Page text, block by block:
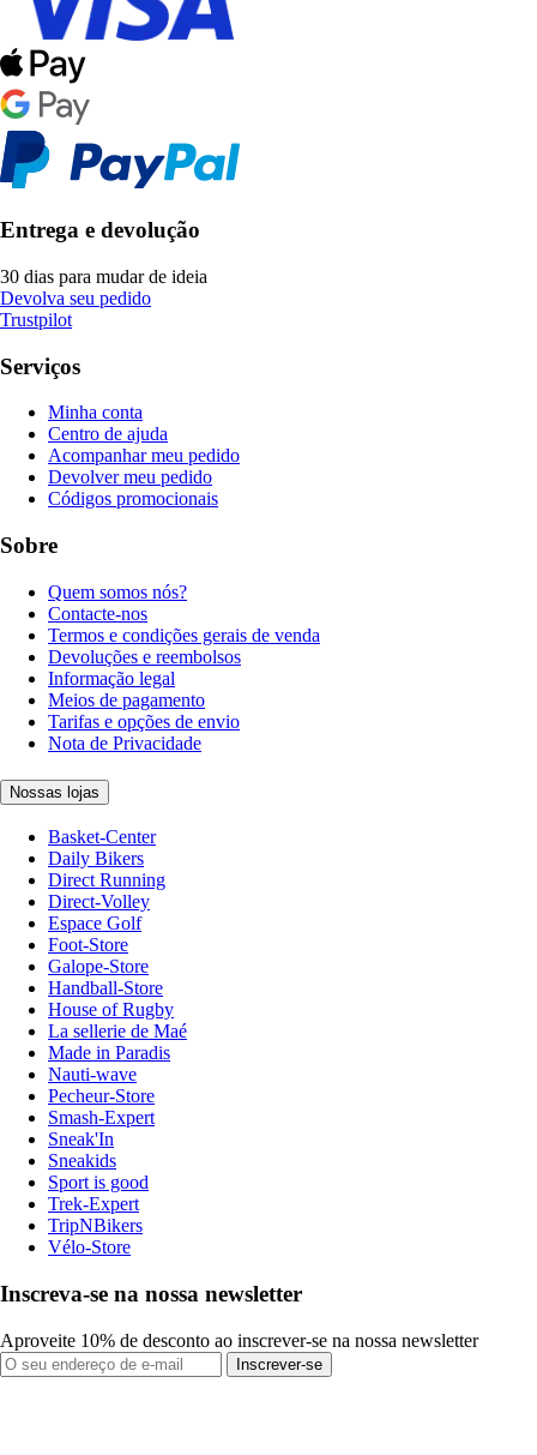
Entrega e devolução
30 dias para mudar de ideia
Devolva seu pedido
Trustpilot
Serviços
Minha conta
Centro de ajuda
Acompanhar meu pedido
Devolver meu pedido
Códigos promocionais
Sobre
Quem somos nós?
Contacte-nos
Termos e condições gerais de venda
Devoluções e reembolsos
Informação legal
Meios de pagamento
Tarifas e opções de envio
Nota de Privacidade
Nossas lojas
Basket-Center
Daily Bikers
Direct Running
Direct-Volley
Espace Golf
Foot-Store
Galope-Store
Handball-Store
House of Rugby
La sellerie de Maé
Made in Paradis
Nauti-wave
Pecheur-Store
Smash-Expert
Sneak'In
Sneakids
Sport is good
Trek-Expert
TripNBikers
Vélo-Store
Inscreva-se na nossa newsletter
Aproveite 10% de desconto ao inscrever-se na nossa newsletter
Inscrever-se